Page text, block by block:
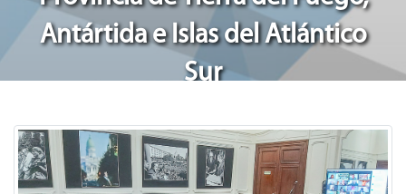
Antártida e Islas del Atlántico
Sur